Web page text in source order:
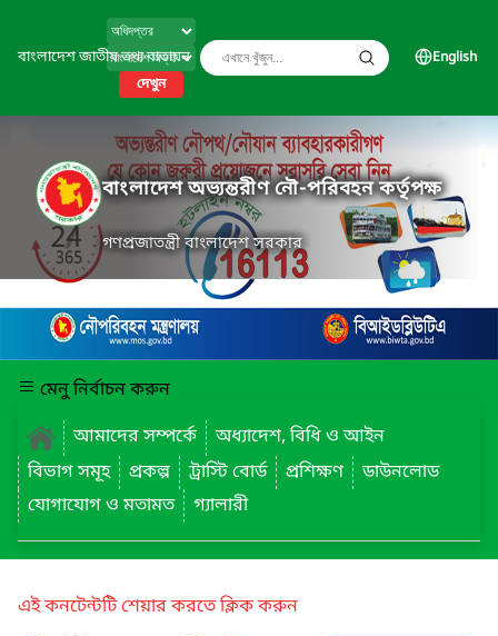
বাংলাদেশ জাতীয় তথ্য বাতায়ন
দেখুন
English
বাংলাদেশ অভ্যন্তরীণ নৌ-পরিবহন কর্তৃপক্ষ
গণপ্রজাতন্ত্রী বাংলাদেশ সরকার
মেনু নির্বাচন করুন
আমাদের সম্পর্কে
অধ্যাদেশ, বিধি ও আইন
বিভাগ সমূহ
প্রকল্প ট্রাস্টি বোর্ড প্রশিক্ষণ
ডাউনলোড
যোগাযোগ ও মতামত
গ্যালারী
এই কনটেন্টটি শেয়ার করতে ক্লিক করুন